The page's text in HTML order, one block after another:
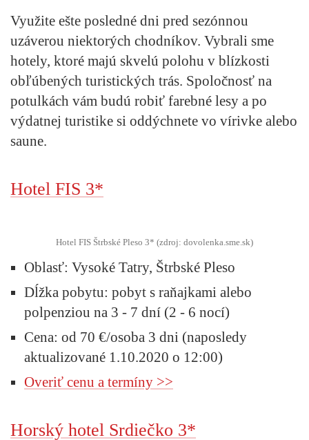
Využite ešte posledné dni pred sezónnou
uzáverou niektorých chodníkov. Vybrali sme
hotely, ktoré majú skvelú polohu v blízkosti
obľúbených turistických trás. Spoločnosť na
potulkách vám budú robiť farebné lesy a po
výdatnej turistike si oddýchnete vo vírivke alebo
saune.
Hotel FIS 3*
Hotel FIS Štrbské Pleso 3* (zdroj: dovolenka.sme.sk)
Oblasť: Vysoké Tatry, Štrbské Pleso
Dĺžka pobytu: pobyt s raňajkami alebo
polpenziou na 3 - 7 dní (2 - 6 nocí)
Cena: od 70 €/osoba 3 dni (naposledy
aktualizované 1.10.2020 o 12:00)
Overiť cenu a termíny >>
Horský hotel Srdiečko 3*